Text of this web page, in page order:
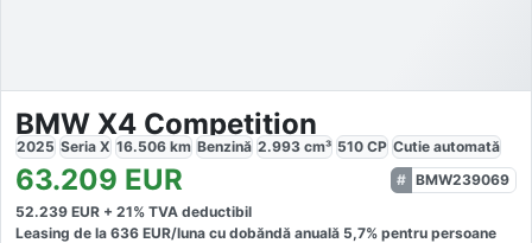
BMW X4 Competition
2025 Seria X 16.506 km Benzină 2.993 cm³ 510 CP Cutie automată
63.209 EUR
BMW239069
52.239 EUR + 21% TVA deductibil
Leasing de la 636 EUR/luna cu dobăndă anuală 5,7% pentru persoane